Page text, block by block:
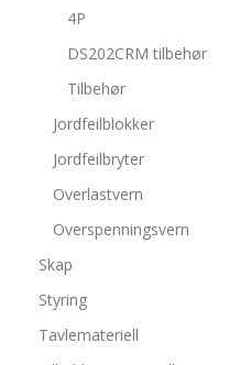
4P
DS202CRM tilbehør
Tilbehør
Jordfeilblokker
Jordfeilbryter
Overlastvern
Overspenningsvern
Skap
Styring
Tavlemateriell